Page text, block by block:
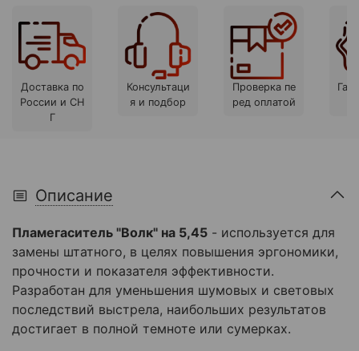
Доставка по
России и СН
Г
Консультаци
я и подбор
Проверка пе
ред оплатой
Описание
Пламегаситель "Волк" на 5,45 - используется для
замены штатного, в целях повышения эргономики,
прочности и показателя эффективности.
Разработан для уменьшения шумовых и световых
последствий выстрела, наибольших результатов
достигает в полной темноте или сумерках.